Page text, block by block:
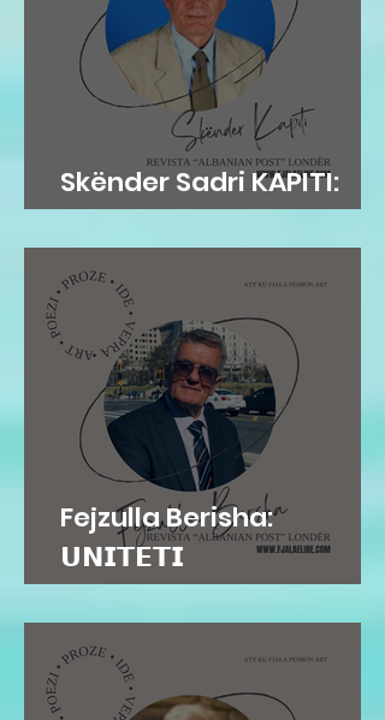
Skënder Sadri KAPITI:
Adem Jashari dhe...
Fejzulla Berisha:
𝗨𝗡𝗜𝗧𝗘𝗧𝗜
𝗜𝗡𝗦𝗧𝗜𝗧𝗨𝗖𝗜𝗢𝗡𝗔𝗟...